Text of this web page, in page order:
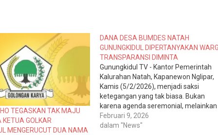
TEGASKAN TAK MAJU
KETUA GOLKAR
MENGERUCUT DUA NAMA
DANA DESA BUMDES NATAH
GUNUNGKIDUL DIPERTANYAKAN
TRANSPARANSI DIMINTA
Gunungkidul TV - Kantor Pemerintah
Kalurahan Natah, Kapanewon Nglipar,
Kamis (5/2/2026), menjadi saksi
ketegangan yang tak biasa. Bukan
karena agenda seremonial, melainkan
karena pertanyaan mendasar yang tak
kunjung terjawab sejak delapan tahun
Februari 9, 2026
dalam "News"